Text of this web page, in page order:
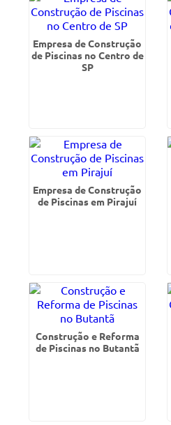
Empresa de Construção
de Piscinas no Centro de
SP
Empresa de Construção
de Piscinas em Pirajuí
Construção e Reforma
de Piscinas no Butantã